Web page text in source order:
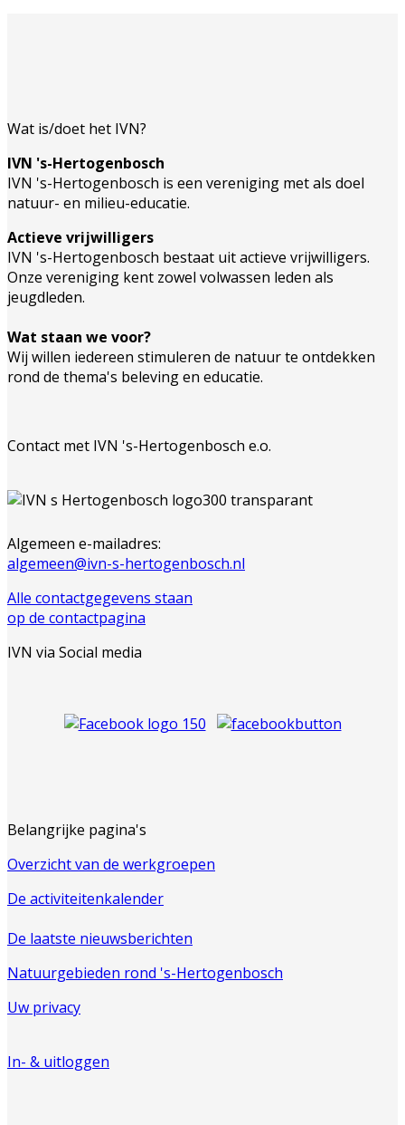
Wat is/doet het IVN?
IVN 's-Hertogenbosch
IVN 's-Hertogenbosch is een vereniging met als doel
natuur- en milieu-educatie.
Actieve vrijwilligers
IVN 's-Hertogenbosch bestaat uit actieve vrijwilligers.
Onze vereniging kent zowel volwassen leden als
jeugdleden.
Wat staan we voor?
Wij willen iedereen stimuleren de natuur te ontdekken
rond de thema's beleving en educatie.
Contact met IVN 's-Hertogenbosch e.o.
Algemeen e-mailadres:
algemeen@ivn-s-hertogenbosch.nl
Alle contactgegevens staan
op de contactpagina
IVN via Social media
Belangrijke pagina's
Overzicht van de werkgroepen
De activiteitenkalender
De laatste nieuwsberichten
Natuurgebieden rond 's-Hertogenbosch
Uw privacy
In- & uitloggen